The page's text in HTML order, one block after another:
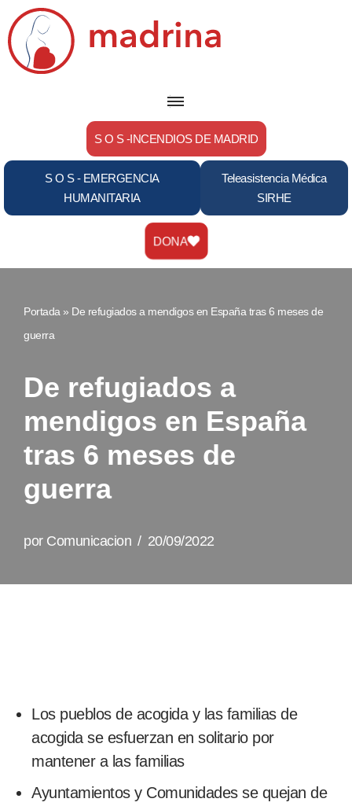
Saltar
al
S O S -INCENDIOS DE MADRID
S O S - EMERGENCIA
HUMANITARIA
Teleasistencia Médica
SIRHE
DONA
Portada » De refugiados a mendigos en España tras 6 meses de
guerra
De refugiados a
mendigos en España
tras 6 meses de
guerra
por Comunicacion 20/09/2022
Los pueblos de acogida y las familias de
acogida se esfuerzan en solitario por
mantener a las familias
Ayuntamientos y Comunidades se quejan de